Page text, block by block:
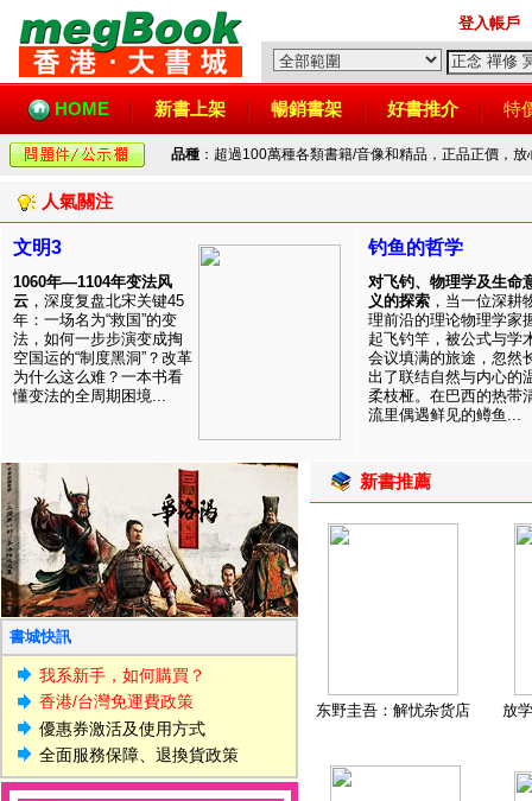
登入帳戶
HOME 新書上架 暢銷書架 好書推介 特
品種 ：超過100萬種各類書籍/音像和精品，正品正價，
人氣關注
文明3
1060年—1104年变法风
云 ，深度复盘北宋关键45
年：一场名为“救国”的变
法，如何一步步演变成掏
空国运的“制度黑洞”？改革
为什么这么难？一本书看
懂变法的全周期困境...
钓鱼的哲学
对飞钓、物理学及生命
义的探索 ，当一位深耕
理前沿的理论物理学家
起飞钓竿，被公式与学
会议填满的旅途，忽然
出了联结自然与内心的
柔枝桠。在巴西的热带
流里偶遇鲜见的鳟鱼...
書城快訊
我系新手，如何購買？
香港/台灣免運費政策
優惠券激活及使用方式
全面服務保障、退換貨政策
新書推薦
东野圭吾：解忧杂货店 放